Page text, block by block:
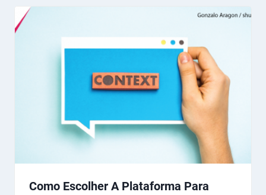
Como Escolher A Plataforma Para